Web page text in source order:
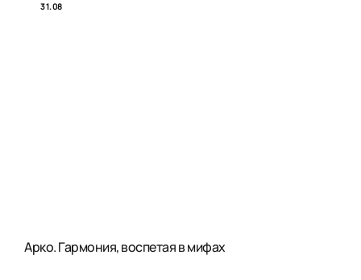
31.08
Арко. Гармония, воспетая в мифах